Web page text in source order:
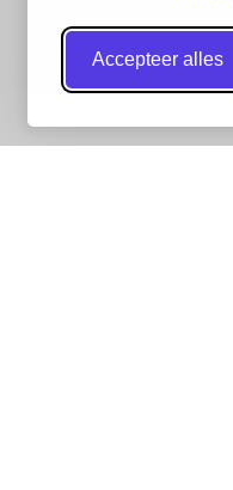
Accepteer alles